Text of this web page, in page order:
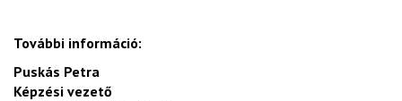
További információ:
Puskás Petra
Képzési vezető